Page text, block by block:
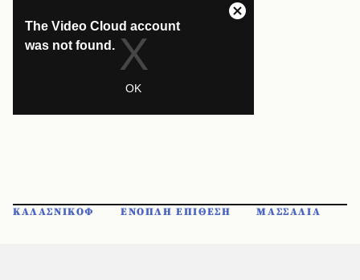
ΚΑΛΑΣΝΙΚΟΦ ΕΝΟΠΛΗ ΕΠΙΘΕΣΗ ΜΑΣΣΑΛΙΑ